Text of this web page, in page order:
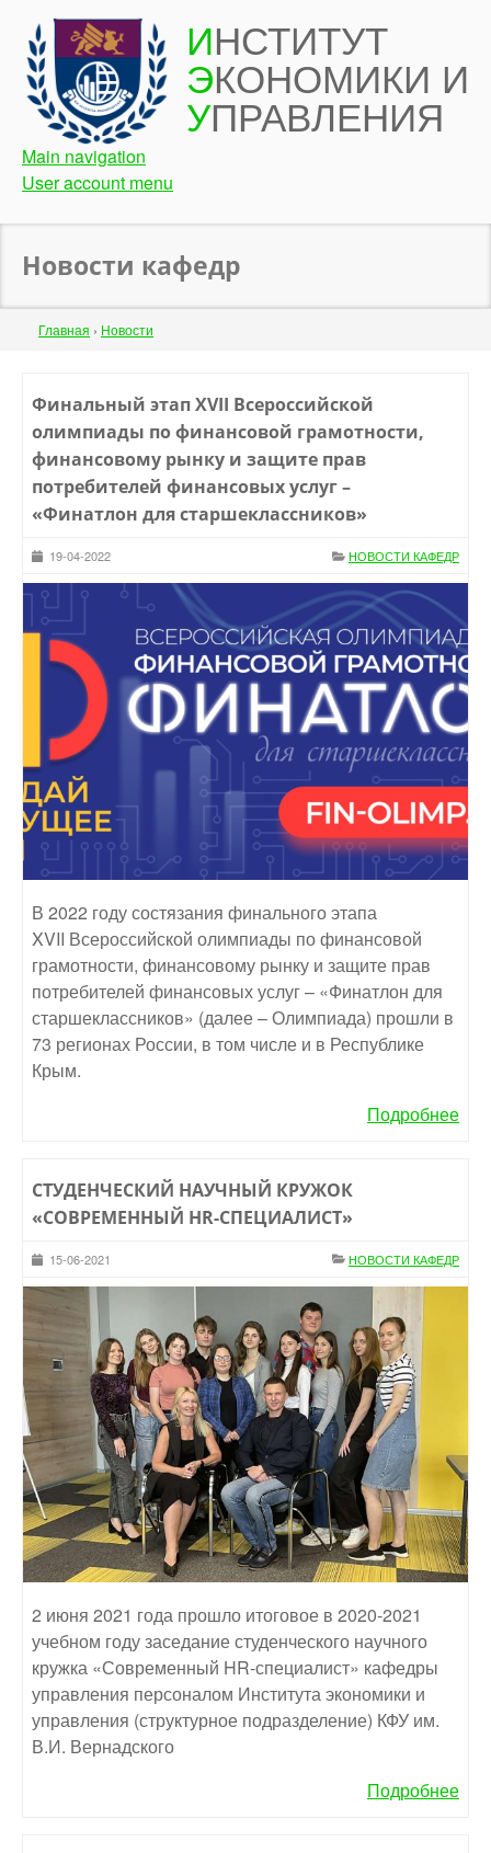
Перейти
основному
содержанию
ИНСТИТУТ
ЭКОНОМИКИ И
УПРАВЛЕНИЯ
Main navigation
User account menu
Новости кафедр
Строка
Главная › Новости
to
top
Финальный этап XVII Всероссийской
олимпиады по финансовой грамотности,
финансовому рынку и защите прав
потребителей финансовых услуг –
«Финатлон для старшеклассников»
19-04-2022 НОВОСТИ КАФЕДР
В 2022 году состязания финального этапа
XVII Всероссийской олимпиады по финансовой
грамотности, финансовому рынку и защите прав
потребителей финансовых услуг – «Финатлон для
старшеклассников» (далее – Олимпиада) прошли в
73 регионах России, в том числе и в Республике
Крым.
Подробнее
СТУДЕНЧЕСКИЙ НАУЧНЫЙ КРУЖОК
«СОВРЕМЕННЫЙ HR-СПЕЦИАЛИСТ»
15-06-2021 НОВОСТИ КАФЕДР
2 июня 2021 года прошло итоговое в 2020-2021
учебном году заседание студенческого научного
кружка «Современный HR-специалист» кафедры
управления персоналом Института экономики и
управления (структурное подразделение) КФУ им.
В.И. Вернадского
Подробнее